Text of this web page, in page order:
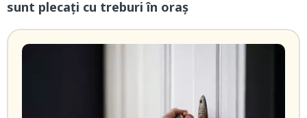
sunt plecați cu treburi în oraș